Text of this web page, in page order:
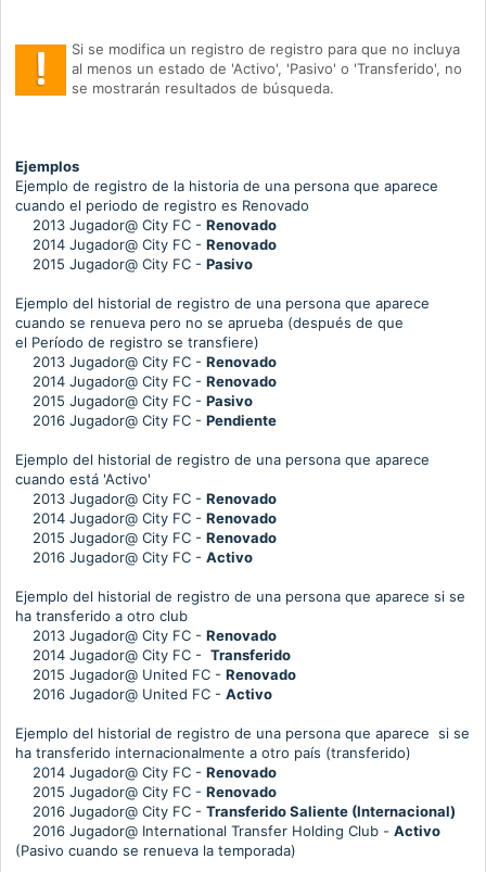
Si se modifica un registro de registro para que no incluya
al menos un estado de 'Activo', 'Pasivo' o 'Transferido', no
se mostrarán resultados de búsqueda.
Ejemplos
Ejemplo de registro de la historia de una persona que aparece
cuando el periodo de registro es Renovado
2013 Jugador@ City FC - Renovado
2014 Jugador@ City FC - Renovado
2015 Jugador@ City FC - Pasivo
Ejemplo del historial de registro de una persona que aparece
cuando se renueva pero no se aprueba (después de que
el Período de registro se transfiere)
2013 Jugador@ City FC - Renovado
2014 Jugador@ City FC - Renovado
2015 Jugador@ City FC - Pasivo
2016 Jugador@ City FC - Pendiente
Ejemplo del historial de registro de una persona que aparece
cuando está 'Activo'
2013 Jugador@ City FC - Renovado
2014 Jugador@ City FC - Renovado
2015 Jugador@ City FC - Renovado
2016 Jugador@ City FC - Activo
Ejemplo del historial de registro de una persona que aparece si se
ha transferido a otro club
2013 Jugador@ City FC - Renovado
2014 Jugador@ City FC - Transferido
2015 Jugador@ United FC - Renovado
2016 Jugador@ United FC - Activo
Ejemplo del historial de registro de una persona que aparece si se
ha transferido internacionalmente a otro país (transferido)
2014 Jugador@ City FC - Renovado
2015 Jugador@ City FC - Renovado
2016 Jugador@ City FC - Transferido Saliente (Internacional)
2016 Jugador@ International Transfer Holding Club - Activo
(Pasivo cuando se renueva la temporada)